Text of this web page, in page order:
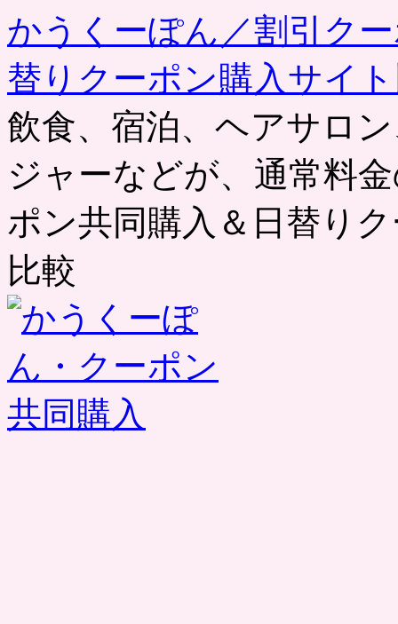
かうくーぽん／割引ク
替りクーポン購入サイ
飲食、宿泊、ヘアサロ
ジャーなどが、通常料
ポン共同購入＆日替り
比較